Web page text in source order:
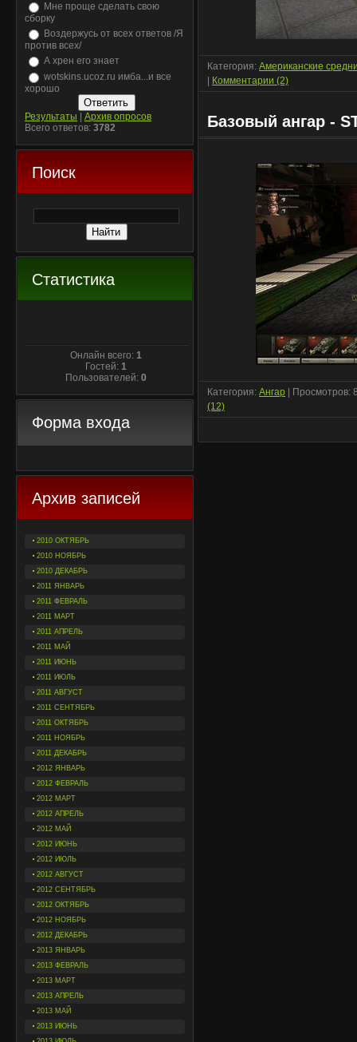
Мне проще сделать свою
сборку
Воздержусь от всех ответов /Я
против всех/
А хрен его знает
wotskins.ucoz.ru имба...и все
хорошо
Результаты
Архив опросов
Всего ответов: 3782
Поиск
Статистика
Онлайн всего:1
Гостей:1
Пользователей:0
Форма входа
Архив записей
2010 ОКТЯБРЬ
2010 НОЯБРЬ
2010 ДЕКАБРЬ
2011 ЯНВАРЬ
2011 ФЕВРАЛЬ
2011 МАРТ
2011 АПРЕЛЬ
2011 МАЙ
2011 ИЮНЬ
2011 ИЮЛЬ
2011 АВГУСТ
2011 СЕНТЯБРЬ
2011 ОКТЯБРЬ
2011 НОЯБРЬ
2011 ДЕКАБРЬ
2012 ЯНВАРЬ
2012 ФЕВРАЛЬ
2012 МАРТ
2012 АПРЕЛЬ
2012 МАЙ
2012 ИЮНЬ
2012 ИЮЛЬ
2012 АВГУСТ
2012 СЕНТЯБРЬ
2012 ОКТЯБРЬ
2012 НОЯБРЬ
2012 ДЕКАБРЬ
2013 ЯНВАРЬ
2013 ФЕВРАЛЬ
2013 МАРТ
2013 АПРЕЛЬ
2013 МАЙ
2013 ИЮНЬ
Категория: Американские
Комментарии (2)
Базовый ангар -
Категория: Ангар | Просмотров:
(12)